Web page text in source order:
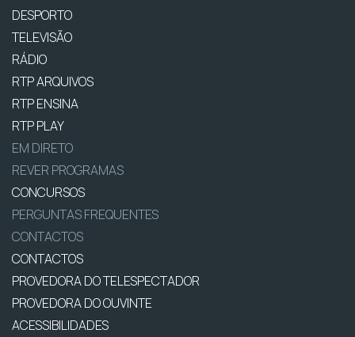
DESPORTO
TELEVISÃO
RÁDIO
RTP ARQUIVOS
RTP ENSINA
RTP PLAY
EM DIRETO
REVER PROGRAMAS
CONCURSOS
PERGUNTAS FREQUENTES
CONTACTOS
CONTACTOS
PROVEDORA DO TELESPECTADOR
PROVEDORA DO OUVINTE
ACESSIBILIDADES